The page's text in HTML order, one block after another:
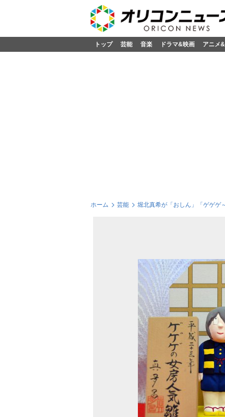
トップ 芸能 音楽 ドラマ&映画 アニメ
ホーム 芸能 堀北真希が「おしん」「ゲゲゲ